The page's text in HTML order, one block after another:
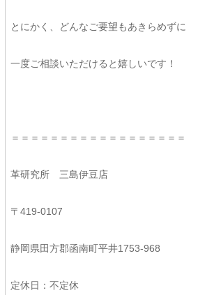
とにかく、どんなご要望もあきらめずに
一度ご相談いただけると嬉しいです！
＝＝＝＝＝＝＝＝＝＝＝＝＝＝＝＝＝＝
革研究所 三島伊豆店
〒419-0107
静岡県田方郡函南町平井1753-968
定休日：不定休